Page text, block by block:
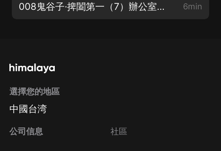
008鬼谷子·捭闔第一（7）辦公室常用句型，你 get 到了嗎？ 6min
選擇您的地區
中國台湾
公司信息 社區